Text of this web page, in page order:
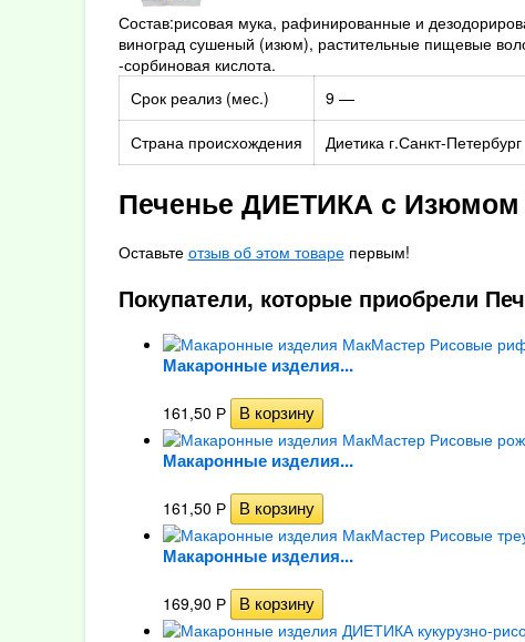
Состав:рисовая мука, рафинированные и
виноград сушеный (изюм), растительные пищевые
-сорбиновая кислота.
Срок реализ (мес.)
9 —
Страна происхождения
Диетика г.Санкт-Петербург
Печенье ДИЕТИКА с Изюмом
Оставьте отзыв об этом товарепервым!
Покупатели, которые приобрели
Макаронные изделия...
161,50 Р
Макаронные изделия...
161,50 Р
Макаронные изделия...
169,90 Р